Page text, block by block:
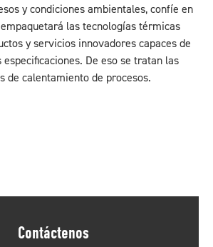
y condiciones ambientales, confíe en
las tecnologías térmicas
y servicios innovadores capaces de
De eso se tratan las
de calentamiento de procesos.
Contáctenos